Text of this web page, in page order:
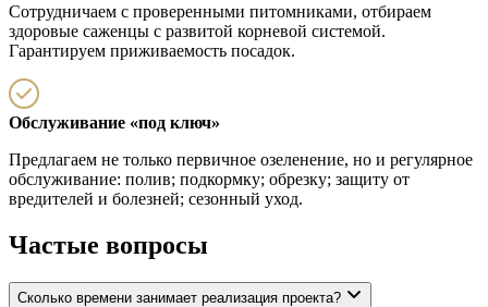
Сотрудничаем с проверенными питомниками, отбираем
здоровые саженцы с развитой корневой системой.
Гарантируем приживаемость посадок.
Обслуживание «под ключ»
Предлагаем не только первичное озеленение, но и регулярное
обслуживание: полив; подкормку; обрезку; защиту от
вредителей и болезней; сезонный уход.
Частые вопросы
Сколько времени занимает реализация проекта?